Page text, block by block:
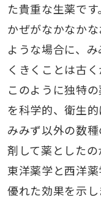
た貴重な生薬です。
かぜがなかなか
ような場合に、
くきくことは古く
このように独特
を科学的、衛生
みみず以外の数
剤して薬としたの
東洋薬学と西洋
優れた効果を示し